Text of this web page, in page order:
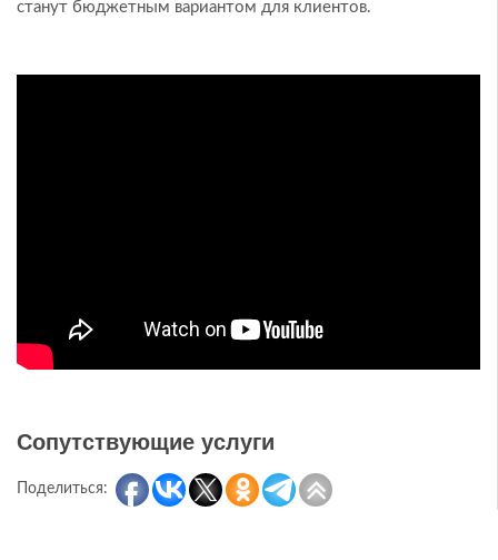
станут бюджетным вариантом для клиентов.
Сопутствующие услуги
Поделиться: